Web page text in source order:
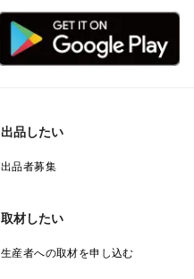
出品したい
出品者募集
取材したい
生産者への取材を申し込む